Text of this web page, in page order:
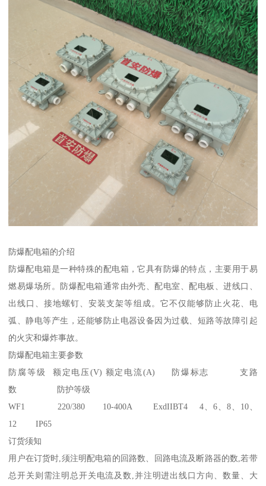
防爆配电箱的介绍
防爆配电箱是一种特殊的配电箱，它具有防爆的特点，主要用于易
燃易爆场所。防爆配电箱通常由外壳、配电室、配电板、进线口、
出线口、接地螺钉、安装支架等组成。它不仅能够防止火花、电
弧、静电等产生，还能够防止电器设备因为过载、短路等故障引起
的火灾和爆炸事故。
防爆配电箱主要参数
防腐等级 额定电压(V) 额定电流(A) 防爆标志 支路
数 防护等级
WF1 220/380 10-400A ExdIIBT4 4、6、8、10、
12 IP65
订货须知
用户在订货时,须注明配电箱的回路数、回路电流及断路器的数,若带
总开关则需注明总开关电流及数,并注明进出线口方向、数量、大